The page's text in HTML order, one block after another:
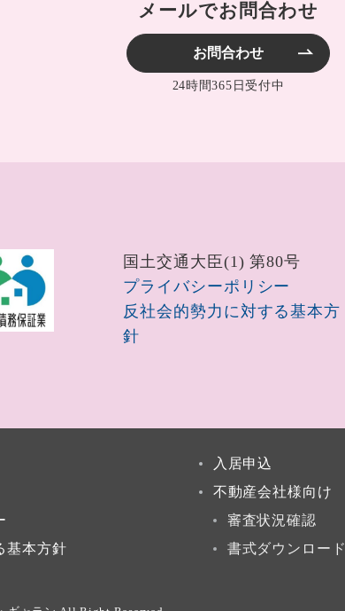
メールでお問合わせ
お問合わせ
24時間365日受付中
国土交通大臣(1) 第80号
プライバシーポリシー
反社会的勢力に対する基本方
針
基本方針
入居申込
不動産会社様向け
審査状況確認
書式ダウンロード